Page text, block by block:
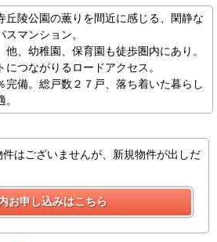
丘陵公園の薫りを間近に感じる、閑静な
マンション。
、幼稚園、保育園も徒歩圏内にあり。
つながりるロードアクセス。
完備。総戸数２７戸、落ち着いた暮らし
はございませんが、新規物件が出しだ